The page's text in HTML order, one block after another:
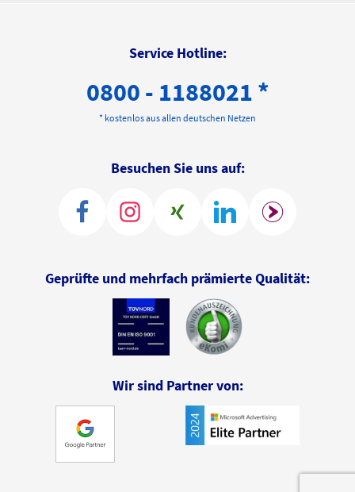
Service Hotline:
0800 - 1188021 *
* kostenlos aus allen deutschen Netzen
Besuchen Sie uns auf:
Geprüfte und mehrfach prämierte Qualität:
Wir sind Partner von: